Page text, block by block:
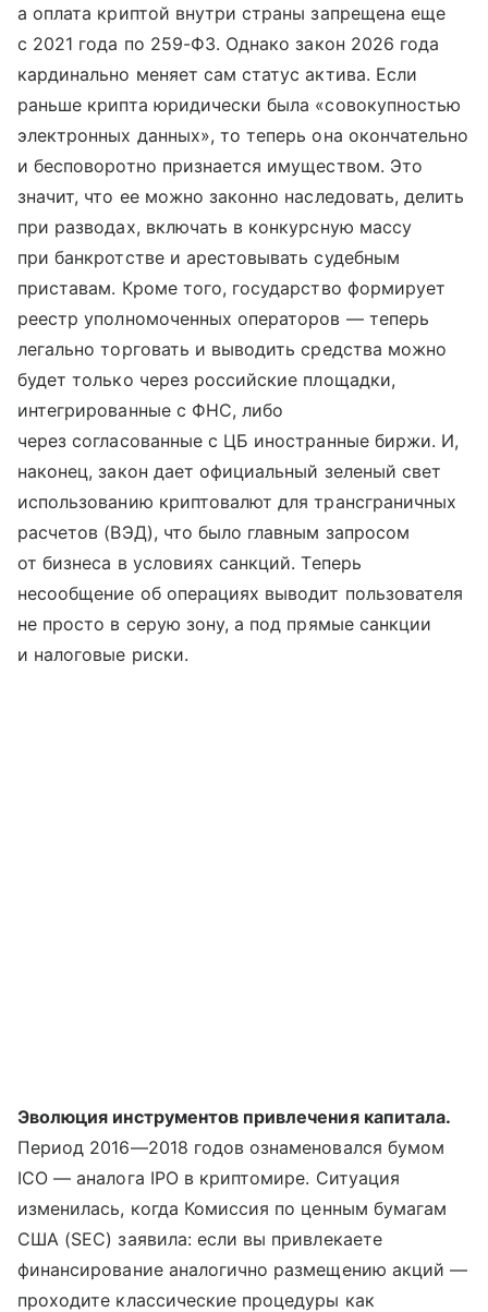
а оплата криптой внутри страны запрещена еще
с 2021 года по 259-ФЗ. Однако закон 2026 года
кардинально меняет сам статус актива. Если
раньше крипта юридически была «совокупностью
электронных данных», то теперь она окончательно
и бесповоротно признается имуществом. Это
значит, что ее можно законно наследовать, делить
при разводах, включать в конкурсную массу
при банкротстве и арестовывать судебным
приставам. Кроме того, государство формирует
реестр уполномоченных операторов — теперь
легально торговать и выводить средства можно
будет только через российские площадки,
интегрированные с ФНС, либо
через согласованные с ЦБ иностранные биржи. И,
наконец, закон дает официальный зеленый свет
использованию криптовалют для трансграничных
расчетов (ВЭД), что было главным запросом
от бизнеса в условиях санкций. Теперь
несообщение об операциях выводит пользователя
не просто в серую зону, а под прямые санкции
и налоговые риски.
Эволюция инструментов привлечения капитала.
Период 2016—2018 годов ознаменовался бумом
ICO — аналога IPO в криптомире. Ситуация
изменилась, когда Комиссия по ценным бумагам
США (SEC) заявила: если вы привлекаете
финансирование аналогично размещению акций —
проходите классические процедуры как